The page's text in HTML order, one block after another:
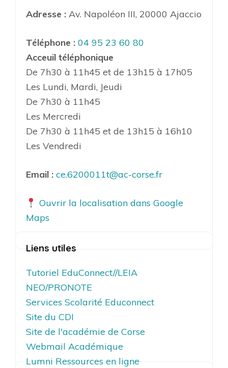
Adresse : Av. Napoléon III, 20000 Ajaccio
Téléphone : 04 95 23 60 80
Acceuil téléphonique
De 7h30 à 11h45 et de 13h15 à 17h05
Les Lundi, Mardi, Jeudi
De 7h30 à 11h45
Les Mercredi
De 7h30 à 11h45 et de 13h15 à 16h10
Les Vendredi
Email : ce.6200011t@ac-corse.fr
Ouvrir la localisation dans Google
Maps
Liens utiles
Tutoriel EduConnect//LEIA
NEO/PRONOTE
Services Scolarité Educonnect
Site du CDI
Site de l'académie de Corse
Webmail Académique
Lumni Ressources en ligne